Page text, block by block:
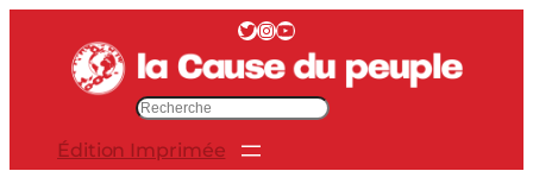
contenu
Twitter InstagramYouTube
Édition Imprimée